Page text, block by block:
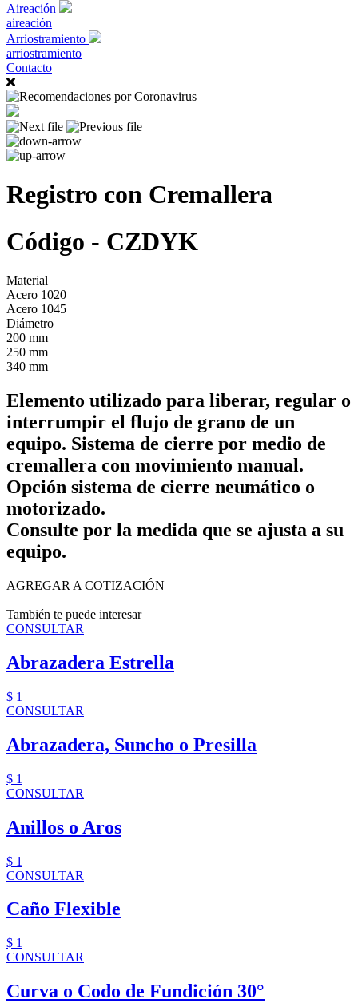
Aireación
aireación
Arriostramiento
arriostramiento
Contacto
Registro con Cremallera
Código - CZDYK
Material
Acero 1020
Acero 1045
Diámetro
200 mm
250 mm
340 mm
Elemento utilizado para liberar, regular o
interrumpir el flujo de grano de un
equipo. Sistema de cierre por medio de
cremallera con movimiento manual.
Opción sistema de cierre neumático o
motorizado.
Consulte por la medida que se ajusta a su
equipo.
AGREGAR A COTIZACIÓN
También te puede interesar
CONSULTAR
Abrazadera Estrella
$ 1
CONSULTAR
Abrazadera, Suncho o Presilla
$ 1
CONSULTAR
Anillos o Aros
$ 1
CONSULTAR
Caño Flexible
$ 1
CONSULTAR
Curva o Codo de Fundición 30°